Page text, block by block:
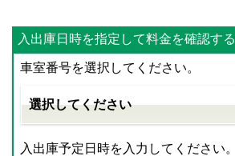
入出庫日時を指定して料金を確認する
車室番号を選択してください。
入出庫予定日時を入力してください。